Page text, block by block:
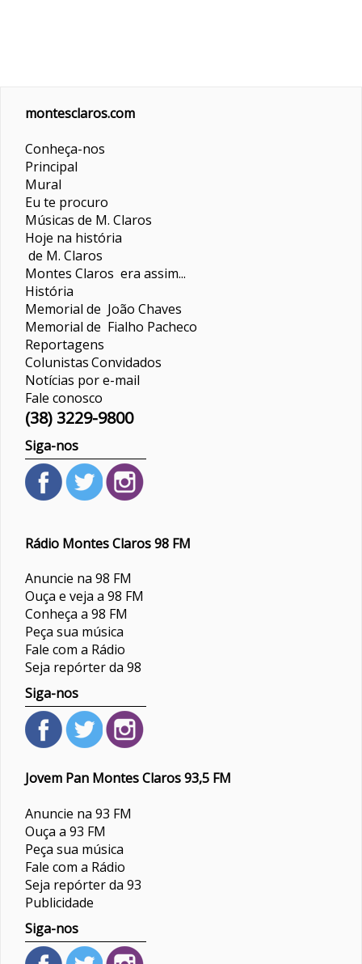
montesclaros.com
Conheça-nos
Principal
Mural
Eu te procuro
Músicas de M. Claros
Hoje na história
de M. Claros
Montes Claros era assim...
História
Memorial de João Chaves
Memorial de Fialho Pacheco
Reportagens
ColunistasConvidados
Notícias por e-mail
Fale conosco
(38) 3229-9800
Siga-nos
Rádio Montes Claros 98 FM
Anuncie na 98 FM
Ouça e veja a 98 FM
Conheça a 98 FM
Peça sua música
Fale com a Rádio
Seja repórter da 98
Siga-nos
Jovem Pan Montes Claros 93,5 FM
Anuncie na 93 FM
Ouça a 93 FM
Peça sua música
Fale com a Rádio
Seja repórter da 93
Publicidade
Siga-nos